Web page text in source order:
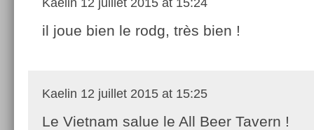
il joue bien le rodg, très bien !
Kaelin 12 juillet 2015 at 15:25
Le Vietnam salue le All Beer Tavern !